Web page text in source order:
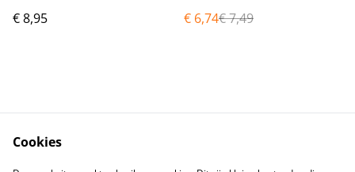
€ 8,95
€ 6,74€ 7,49
Contact Voorwaarden
Cookies